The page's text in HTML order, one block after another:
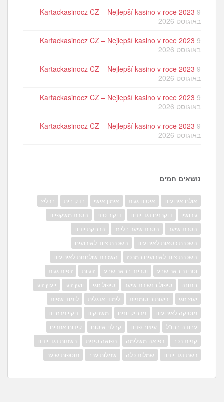
Kartackasinocz CZ – Nejlepší kasino v roce 2023 9
באוגוסט 2026
Kartackasinocz CZ – Nejlepší kasino v roce 2023 9
באוגוסט 2026
Kartackasinocz CZ – Nejlepší kasino v roce 2023 9
באוגוסט 2026
Kartackasinocz CZ – Nejlepší kasino v roce 2023 9
באוגוסט 2026
Kartackasinocz CZ – Nejlepší kasino v roce 2023 9
באוגוסט 2026
נושאים חמים
אולם אירועים איטום גגות אימון אישי בדק בית
ברליץ
גירושין
דוקרנים נגד יונים דיקור סיני
הסרת משקפיים
הסרת שיער
הסרת שיער בלייזר
הרחקת יונים
השכרת כסאות לאירועים
השכרת ציוד לאירועים
השכרת ציוד לאירועים במרכז
השכרת שולחנות לאירועים
וטרינר באר שבע
וטרינר בבאר שבע זוגיות
זיפות גגות
חתונה
טיפול בנשירת שיער טיפול זוגי יועץ זוגי
ייעוץ זוגי
יעוץ זוגי
יריעות ביטומניות לימוד אנגלית
לימוד שפות
מוסיקה לאירועים
מרחיק יונים משחקים
ניקוי מרזבים
עבודה בחו"ל
עיצוב פנים קבלני איטום
קידום אתרים
קניית רכב
רפואה משלימה רפואה סינית
רשתות נגד יונים
רשת נגד יונים
שמלות כלה שמלות ערב תוספות שיער